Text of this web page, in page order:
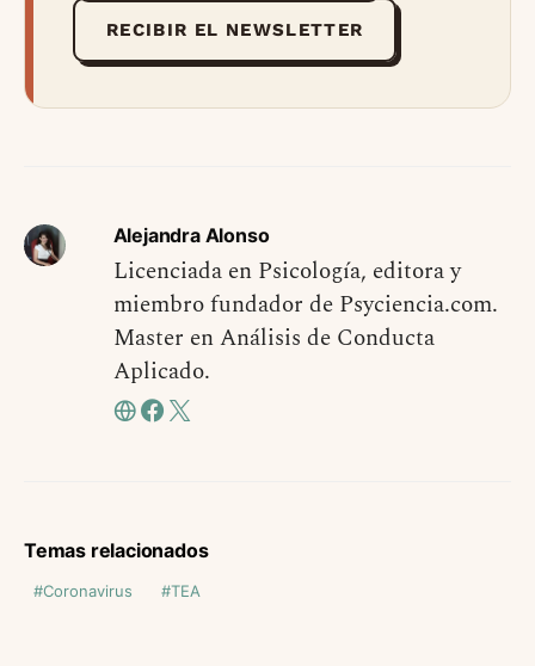
RECIBIR EL NEWSLETTER
Alejandra Alonso
Licenciada en Psicología, editora y
miembro fundador de Psyciencia.com.
Master en Análisis de Conducta
Aplicado.
Temas relacionados
Coronavirus TEA